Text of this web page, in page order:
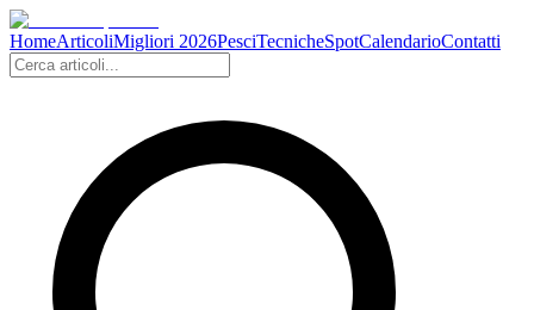
HomeArticoliMigliori 2026PesciTecnicheSpotCalendarioContatti